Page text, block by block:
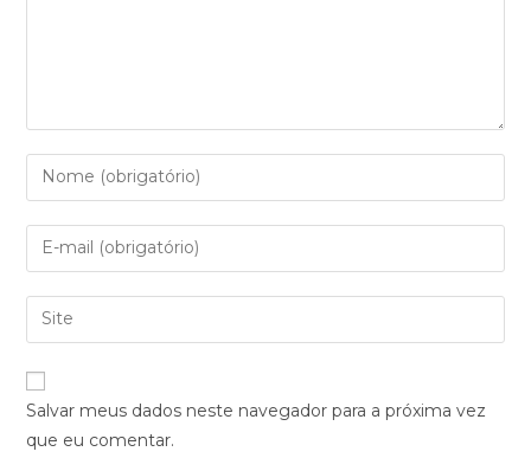
Salvar meus dados neste navegador para a próxima vez
que eu comentar.